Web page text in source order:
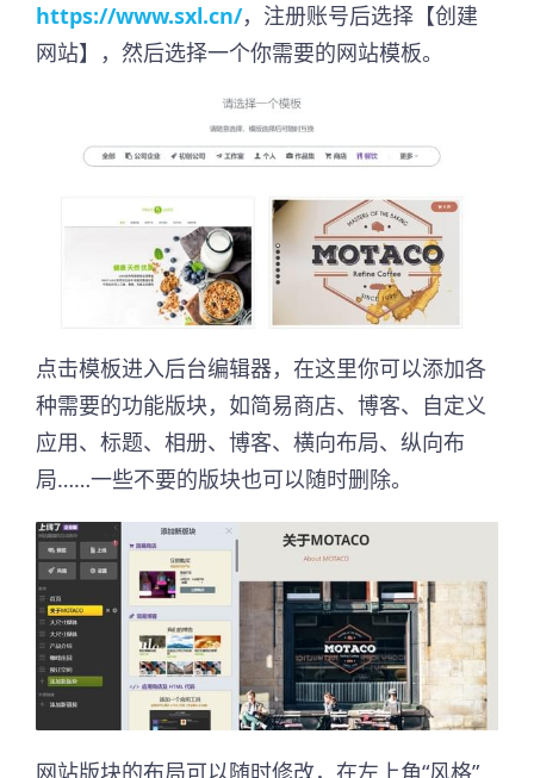
https://www.sxl.cn/，注册账号后选择【创建
网站】，然后选择一个你需要的网站模板。
点击模板进入后台编辑器，在这里你可以添加各
种需要的功能版块，如简易商店、博客、自定义
应用、标题、相册、博客、横向布局、纵向布
局……一些不要的版块也可以随时删除。
网站版块的布局可以随时修改，在左上角“风格”